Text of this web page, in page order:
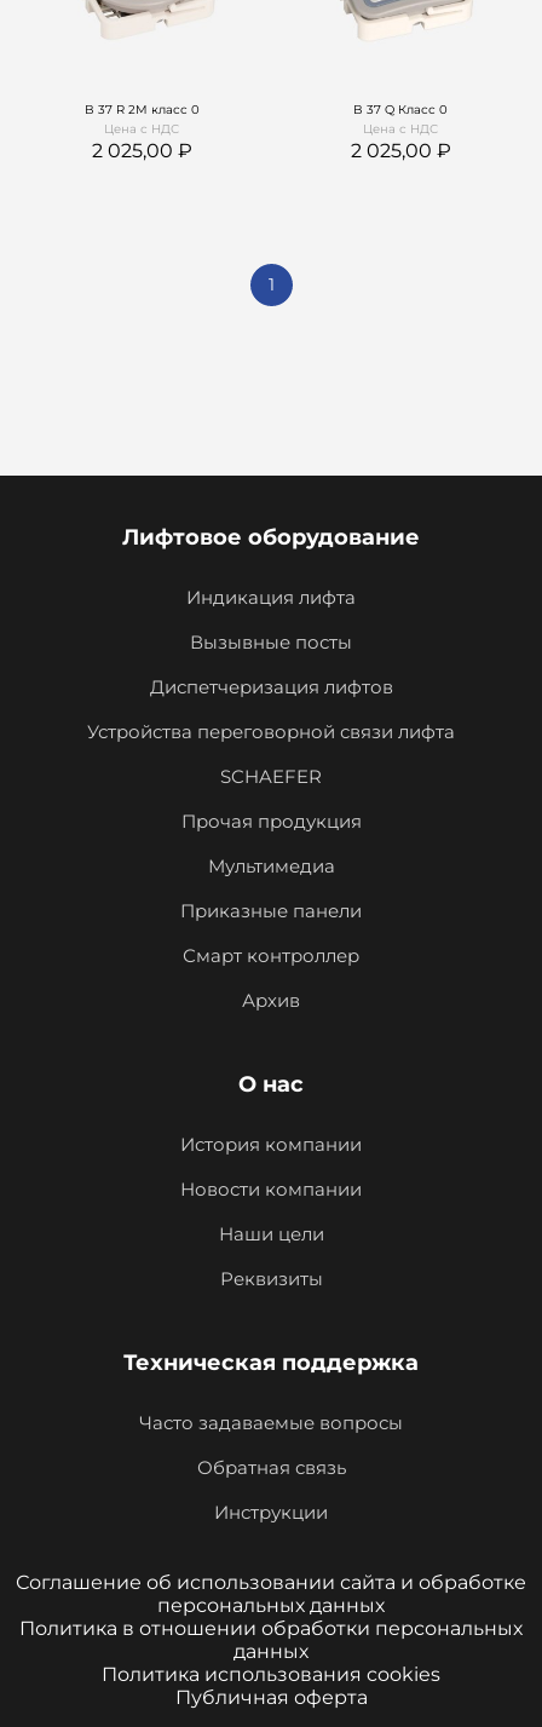
B 37 R 2M класс 0
Цена с НДС
2 025,00
B 37 Q Класс 0
Цена с НДС
2 025,00
1
Лифтовое оборудование
Индикация лифта
Вызывные посты
Диспетчеризация лифтов
Устройства переговорной связи лифта
SCHAEFER
Прочая продукция
Мультимедиа
Приказные панели
Смарт контроллер
Архив
О нас
История компании
Новости компании
Наши цели
Реквизиты
Техническая поддержка
Часто задаваемые вопросы
Обратная связь
Инструкции
Соглашение об использовании сайта и обработке
персональных данных
Политика в отношении обработки персональных
данных
Политика использования cookies
Публичная оферта